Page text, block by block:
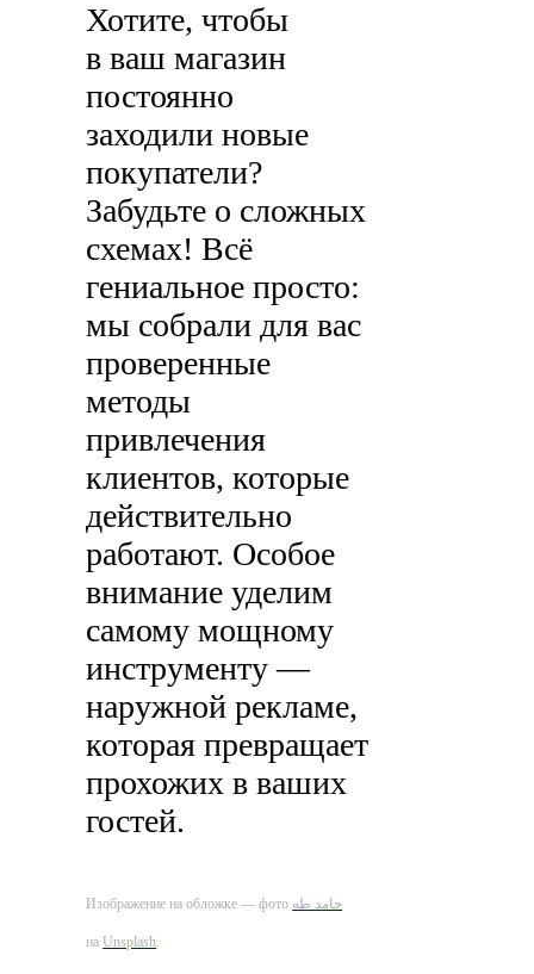
Хотите, чтобы
в ваш магазин
постоянно
заходили новые
покупатели?
Забудьте о сложных
схемах! Всё
гениальное просто:
мы собрали для вас
проверенные
методы
привлечения
клиентов, которые
действительно
работают. Особое
внимание уделим
самому мощному
инструменту —
наружной рекламе,
которая превращает
прохожих в ваших
гостей.
Изображение на обложке — фото حامد طه
наUnsplash.